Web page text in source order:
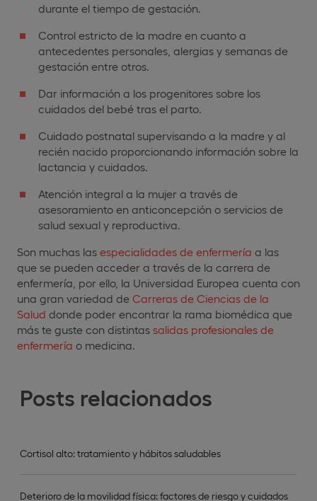
Posts relacionados
Cortisol alto: tratamiento y hábitos saludables
Deterioro de la movilidad física: factores de riesgo y cuidados
durante el tiempo de gestación.
Control estricto de la madre en cuanto a
antecedentes personales, alergias y semanas de
gestación entre otros.
Dar información a los progenitores sobre los
cuidados del bebé tras el parto.
Cuidado postnatal supervisando a la madre y al
recién nacido proporcionando información sobre la
lactancia y cuidados.
Atención integral a la mujer a través de
asesoramiento en anticoncepción o servicios de
salud sexual y reproductiva.
Son muchas las especialidades de enfermería a las
que se pueden acceder a través de la carrera de
enfermería, por ello, la Universidad Europea cuenta con
una gran variedad de Carreras de Ciencias de la
Salud donde poder encontrar la rama biomédica que
más te guste con distintas salidas profesionales de
enfermería o medicina.